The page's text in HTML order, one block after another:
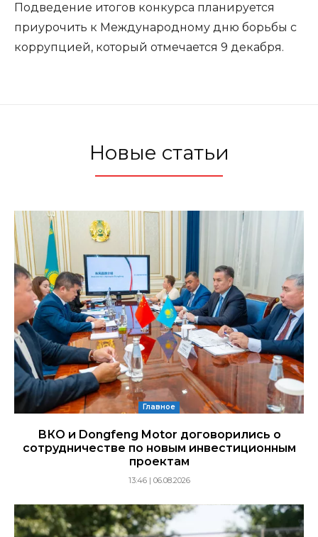
Подведение итогов конкурса планируется
приурочить к Международному дню борьбы с
коррупцией, который отмечается 9 декабря.
Новые статьи
Главное
ВКО и Dongfeng Motor договорились о
сотрудничестве по новым инвестиционным
проектам
13:46 | 06.08.2026